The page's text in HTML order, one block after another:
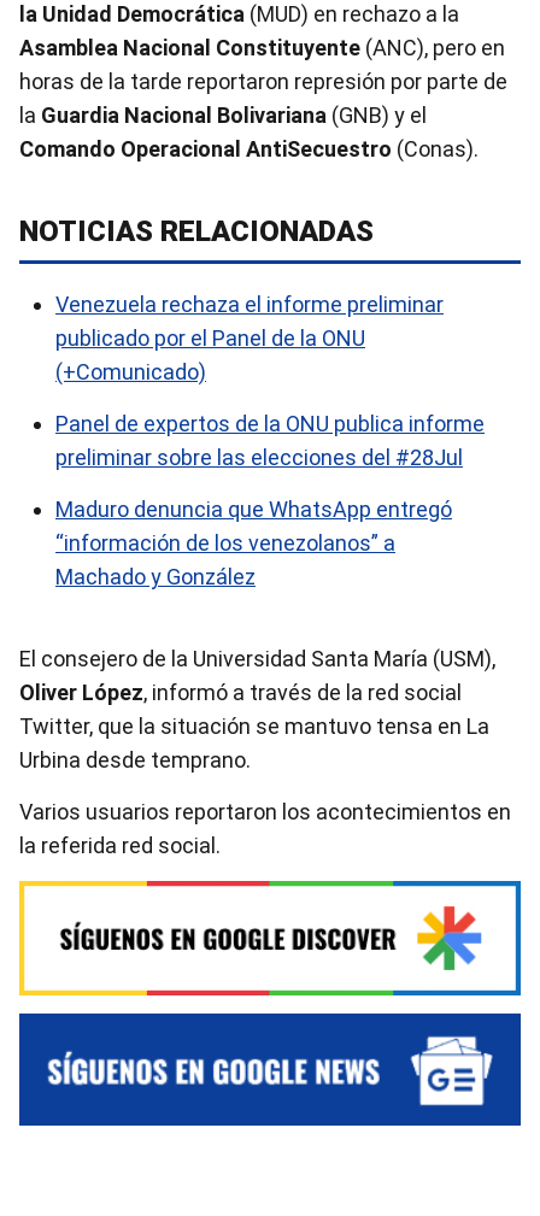
la Unidad Democrática (MUD) en rechazo a la
Asamblea Nacional Constituyente (ANC), pero en
horas de la tarde reportaron represión por parte de
la Guardia Nacional Bolivariana (GNB) y el
Comando Operacional AntiSecuestro (Conas).
NOTICIAS RELACIONADAS
Venezuela rechaza el informe preliminar
publicado por el Panel de la ONU
(+Comunicado)
Panel de expertos de la ONU publica informe
preliminar sobre las elecciones del #28Jul
Maduro denuncia que WhatsApp entregó
“información de los venezolanos” a
Machado y González
El consejero de la Universidad Santa María (USM),
Oliver López, informó a través de la red social
Twitter, que la situación se mantuvo tensa en La
Urbina desde temprano.
Varios usuarios reportaron los acontecimientos en
la referida red social.